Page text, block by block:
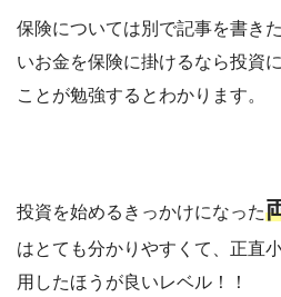
保険については別で記事を書き
いお金を保険に掛けるなら投資
ことが勉強するとわかります。
投資を始めるきっかけになった
はとても分かりやすくて、正直
用したほうが良いレベル！！